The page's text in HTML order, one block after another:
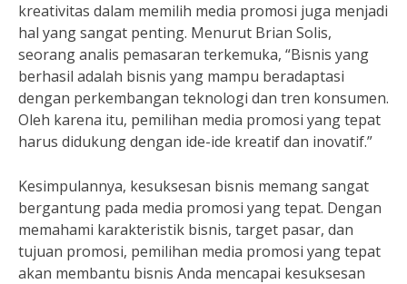
kreativitas dalam memilih media promosi juga menjadi
hal yang sangat penting. Menurut Brian Solis,
seorang analis pemasaran terkemuka, “Bisnis yang
berhasil adalah bisnis yang mampu beradaptasi
dengan perkembangan teknologi dan tren konsumen.
Oleh karena itu, pemilihan media promosi yang tepat
harus didukung dengan ide-ide kreatif dan inovatif.”
Kesimpulannya, kesuksesan bisnis memang sangat
bergantung pada media promosi yang tepat. Dengan
memahami karakteristik bisnis, target pasar, dan
tujuan promosi, pemilihan media promosi yang tepat
akan membantu bisnis Anda mencapai kesuksesan